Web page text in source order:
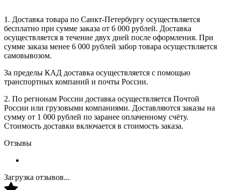
1. Доставка товара по Санкт-Петербургу осуществляется
бесплатно при сумме заказа от 6 000 рублей. Доставка
осуществляется в течение двух дней после оформления. При
сумме заказа менее 6 000 рублей забор товара осуществляется
самовывозом.
За пределы КАД доставка осуществляется с помощью
транспортных компаний и почты России.
2. По регионам России доставка осуществляется Почтой
России или грузовыми компаниями. Доставляются заказы на
сумму от 1 000 рублей по заранее оплаченному счёту.
Стоимость доставки включается в стоимость заказа.
Отзывы
Загрузка отзывов...